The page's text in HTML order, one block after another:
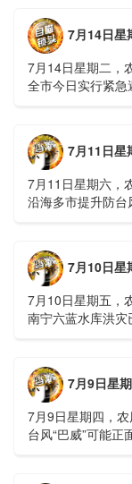
7月14日星
7月14日星期二，
全市今日实行紧
7月11日星
7月11日星期六，
沿海多市提升防
7月10日星
7月10日星期五，
南宁六蓝水库洪
7月9日星
7月9日星期四，
台风“巴威”可能